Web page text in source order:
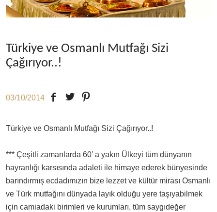
Türkiye ve Osmanlı Mutfağı Sizi
Çağırıyor..!
03/10/2014
Türkiye ve Osmanlı Mutfağı Sizi Çağırıyor..!
*** Çeşitli zamanlarda 60’ a yakın Ülkeyi tüm dünyanın
hayranlığı karsısında adaleti ile himaye ederek bünyesinde
barındırmış ecdadımızın bize lezzet ve kültür mirası Osmanlı
ve Türk mutfağını dünyada layık olduğu yere taşıyabilmek
için camiadaki birimleri ve kurumları, tüm saygıdeğer